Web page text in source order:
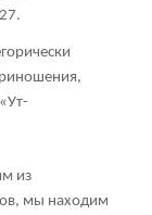
27.
из
мы находим